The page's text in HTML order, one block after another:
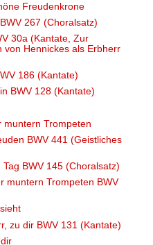
Freudenkrone
267 (Choralsatz)
30a (Kantate, Zur
von Hennickes als Erbherr
186 (Kantate)
BWV 128 (Kantate)
muntern Trompeten
BWV 441 (Geistliches
BWV 145 (Choralsatz)
muntern Trompeten BWV
zu dir BWV 131 (Kantate)